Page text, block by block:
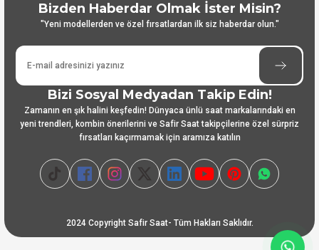
Bizden Haberdar Olmak İster Misin?
"Yeni modellerden ve özel fırsatlardan ilk siz haberdar olun."
Bizi Sosyal Medyadan Takip Edin!
Zamanın en şık halini keşfedin! Dünyaca ünlü saat markalarındaki en
yeni trendleri, kombin önerilerini ve Safir Saat takipçilerine özel sürpriz
fırsatları kaçırmamak için aramıza katılın
2024 Copyright Safir Saat- Tüm Hakları Saklıdır.